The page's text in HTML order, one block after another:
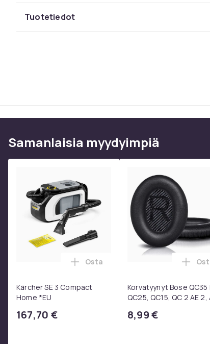
Päivitystaajuus
Tuoteturvallisuustiedot
Tuotetiedot
Samanlaisia ​​myydyimpiä
Kärcher SE 3 Compact
Home *EU
167,70 €
Lisää Kärcher SE 3 Compact
Osta
Korvatyynyt Bose QC35
QC25, QC15, QC 2 AE 2,
SoundLink Black
8,99 €